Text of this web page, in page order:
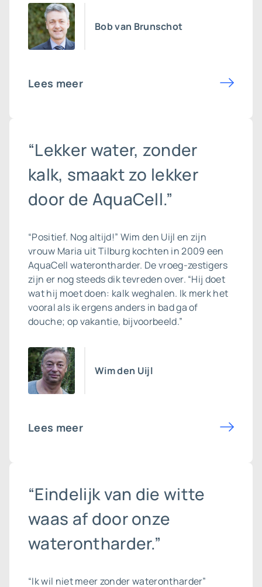
Bob van Brunschot
Lees meer
“Lekker water, zonder
kalk, smaakt zo lekker
door de AquaCell.”
“Positief. Nog altijd!” Wim den Uijl en zijn
vrouw Maria uit Tilburg kochten in 2009 een
AquaCell waterontharder. De vroeg-zestigers
zijn er nog steeds dik tevreden over. “Hij doet
wat hij moet doen: kalk weghalen. Ik merk het
vooral als ik ergens anders in bad ga of
douche; op vakantie, bijvoorbeeld.”
Wim den Uijl
Lees meer
“Eindelijk van die witte
waas af door onze
waterontharder.”
“Ik wil niet meer zonder waterontharder”